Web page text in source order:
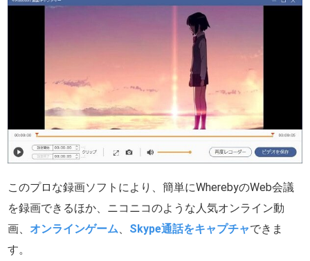
このプロな録画ソフトにより、簡単にWherebyのWeb会議
を録画できるほか、ニコニコのような人気オンライン動
画、 オンラインゲーム Skype通話をキャプチャできま
す。